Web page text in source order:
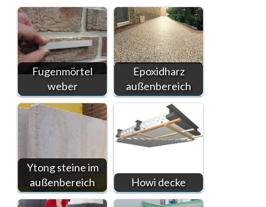
Fugenmörtel
weber
Epoxidharz
außenbereich
Ytong steine im
außenbereich
Howi decke